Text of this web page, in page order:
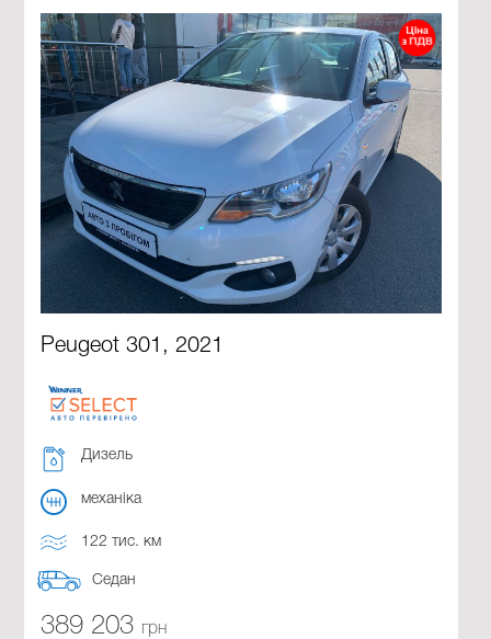
Peugeot 301, 2021
Дизель
механіка
122 тис. км
Седан
389 203 грн